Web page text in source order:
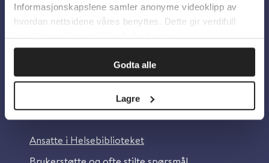
Informasjonskapslene samler anonyme videoklipp av
hvordan nettsidene våres benyttes. Dette gir verdifull
innsikt som gjør at vi kan forbedre oss.
Godta alle
Lagre
Tilgjengelighetserklæring
Information in English
Ansatte i Helsebiblioteket